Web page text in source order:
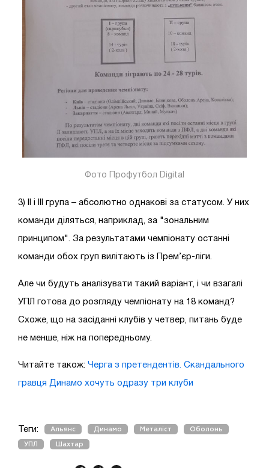
Фото Профутбол Digital
3) II і III група – абсолютно однакові за статусом. У них
команди діляться, наприклад, за "зональним
принципом". За результатами чемпіонату останні
команди обох груп вилітають із Прем’єр-ліги.
Але чи будуть аналізувати такий варіант, і чи взагалі
УПЛ готова до розгляду чемпіонату на 18 команд?
Схоже, що на засіданні клубів у четвер, питань буде
не менше, ніж на попередньому.
Читайте також: Черга з претендентів. Скандального
гравця Динамо хочуть одразу три клуби
Теги: Альянс Динамо Металіст Оболонь
УПЛ Шахтар